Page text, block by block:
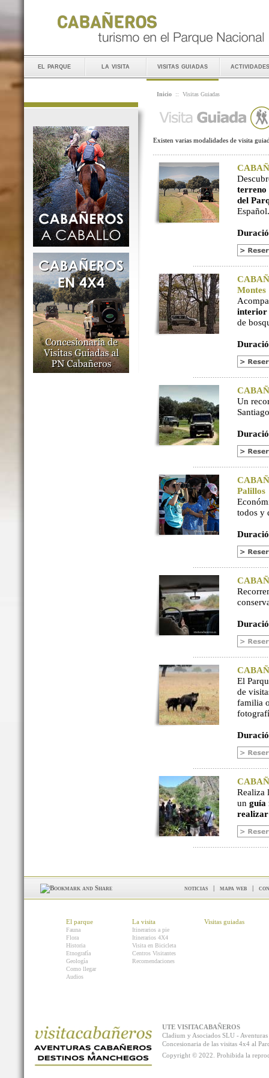
el parque la visita visitas guiadas actividades
Inicio :: Visitas Guiadas
Existen varias modalidades de visita
terreno
del
Español.
Montes
interior
de
Un
Palillos
todos y
El
de
familia
Realiza
un guía
noticias | mapa web |
El parque
Fauna
Flora
Historia
Etnografía
Geología
Como llegar
Audios
La visita
Itinerarios a pie
Itinerarios 4X4
Visita en Bicicleta
Centros Visitantes
Recomendaciones
Visitas guiadas
UTE VISITACABAÑEROS
Cladium y Asociados SLU -
Concesionaria de las visitas 4x4 al
Copyright © 2022. Prohibida la